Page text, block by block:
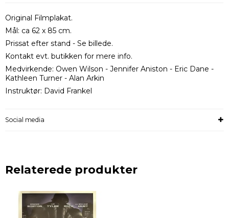
Original Filmplakat.
Mål: ca 62 x 85 cm.
Prissat efter stand - Se billede.
Kontakt evt. butikken for mere info.
Medvirkende: Owen Wilson - Jennifer Aniston - Eric Dane -
Kathleen Turner - Alan Arkin
Instruktør: David Frankel
Social media
Relaterede produkter